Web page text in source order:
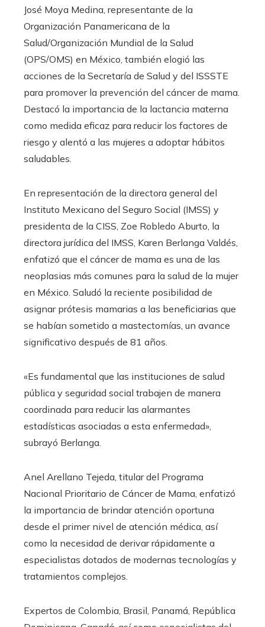
José Moya Medina, representante de la
Organización Panamericana de la
Salud/Organización Mundial de la Salud
(OPS/OMS) en México, también elogió las
acciones de la Secretaría de Salud y del ISSSTE
para promover la prevención del cáncer de mama.
Destacó la importancia de la lactancia materna
como medida eficaz para reducir los factores de
riesgo y alentó a las mujeres a adoptar hábitos
saludables.
En representación de la directora general del
Instituto Mexicano del Seguro Social (IMSS) y
presidenta de la CISS, Zoe Robledo Aburto, la
directora jurídica del IMSS, Karen Berlanga Valdés,
enfatizó que el cáncer de mama es una de las
neoplasias más comunes para la salud de la mujer
en México. Saludó la reciente posibilidad de
asignar prótesis mamarias a las beneficiarias que
se habían sometido a mastectomías, un avance
significativo después de 81 años.
«Es fundamental que las instituciones de salud
pública y seguridad social trabajen de manera
coordinada para reducir las alarmantes
estadísticas asociadas a esta enfermedad»,
subrayó Berlanga.
Anel Arellano Tejeda, titular del Programa
Nacional Prioritario de Cáncer de Mama, enfatizó
la importancia de brindar atención oportuna
desde el primer nivel de atención médica, así
como la necesidad de derivar rápidamente a
especialistas dotados de modernas tecnologías y
tratamientos complejos.
Expertos de Colombia, Brasil, Panamá, República